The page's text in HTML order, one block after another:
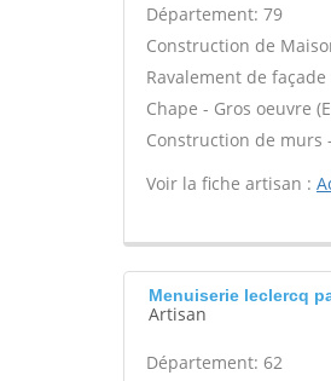
Département: 79
Construction de
Ravalement de
Chape - Gros oeuvre
Construction de murs -
Voir la fiche artisan :
Menuiserie leclercq
Artisan
Département: 62